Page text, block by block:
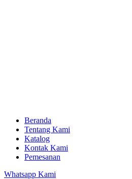
Beranda
Tentang Kami
Katalog
Kontak Kami
Pemesanan
Whatsapp Kami